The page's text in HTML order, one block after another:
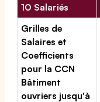
10 Salariés
Grilles de
Salaires et
Coefficients
pour la CCN
Bâtiment
ouvriers jusqu'à